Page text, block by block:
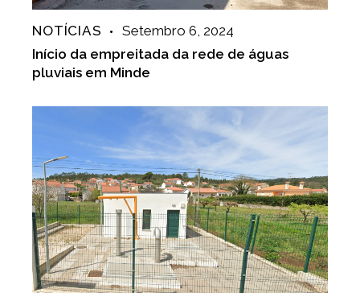
NOTÍCIAS
Setembro 6, 2024
Início da empreitada da rede de águas
pluviais em Minde